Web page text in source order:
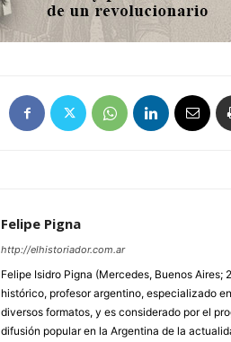
Felipe Pigna
http://elhistoriador.com.ar
Felipe Isidro Pigna (Mercedes, Buenos Aires;
histórico, profesor argentino, especializado
diversos formatos, y es considerado por el
difusión popular en la Argentina de la